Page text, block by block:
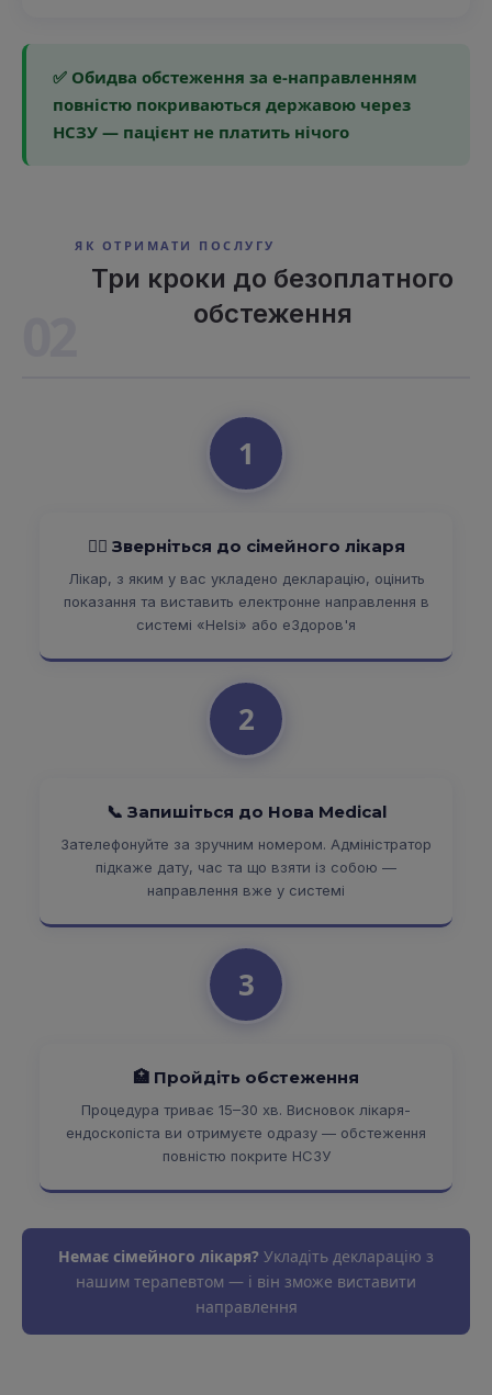
✅ Обидва обстеження за е-направленням
повністю покриваються державою через
НСЗУ — пацієнт не платить нічого
ЯК ОТРИМАТИ ПОСЛУГУ
Три кроки до безоплатного
обстеження
1
👨‍⚕️ Зверніться до сімейного лікаря
Лікар, з яким у вас укладено декларацію, оцінить
показання та виставить електронне направлення в
системі «Helsi» або еЗдоров'я
2
📞 Запишіться до Нова Medical
Зателефонуйте за зручним номером. Адміністратор
підкаже дату, час та що взяти із собою —
направлення вже у системі
3
🏥 Пройдіть обстеження
Процедура триває 15–30 хв. Висновок лікаря-
ендоскопіста ви отримуєте одразу — обстеження
повністю покрите НСЗУ
Немає сімейного лікаря? Укладіть декларацію з
нашим терапевтом — і він зможе виставити
направлення